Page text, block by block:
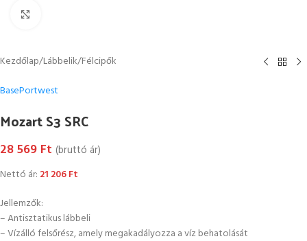
Kezdőlap/Lábbelik/Félcipők
BasePortwest
Mozart S3 SRC
28 569 Ft (bruttó ár)
Nettó ár: 21 206Ft
Jellemzők:
– Antisztatikus lábbeli
– Vízálló felsőrész, amely megakadályozza a víz behatolását